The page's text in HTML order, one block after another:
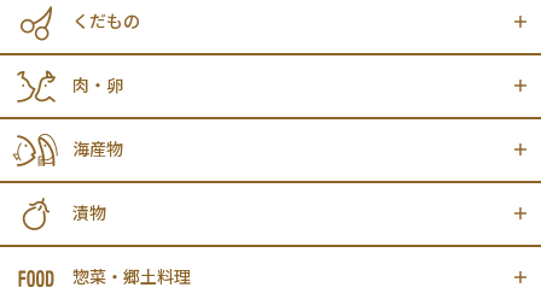
くだもの
肉・卵
海産物
漬物
惣菜・郷土料理